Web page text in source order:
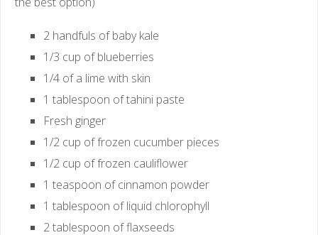
2 handfuls of baby kale
1/3 cup of blueberries
1/4 of a lime with skin
1 tablespoon of tahini paste
Fresh ginger
1/2 cup of frozen cucumber pieces
1/2 cup of frozen cauliflower
1 teaspoon of cinnamon powder
1 tablespoon of liquid chlorophyll
2 tablespoon of flaxseeds